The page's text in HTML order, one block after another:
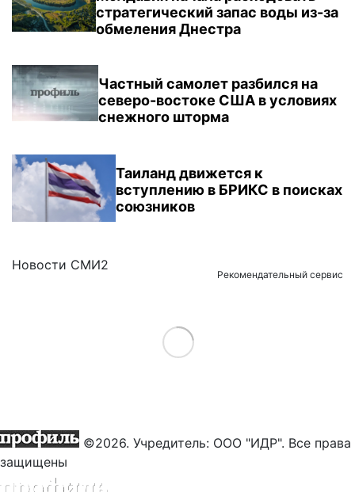
стратегический запас воды из-за
обмеления Днестра
Частный самолет разбился на
северо-востоке США в условиях
снежного шторма
Таиланд движется к
вступлению в БРИКС в поисках
союзников
Новости СМИ2
Рекомендательный сервис
Load More
©2026. Учредитель: ООО "ИДР". Все права
защищены